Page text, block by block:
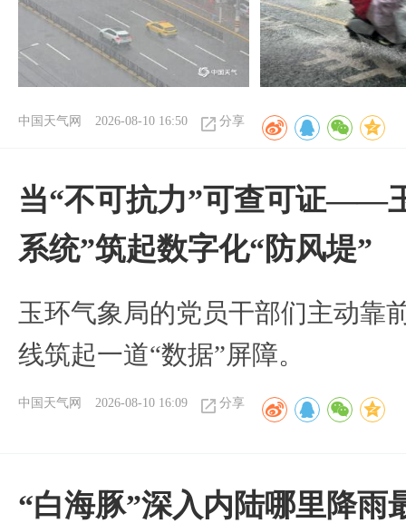
中国天气网 2026-08-10 16:50 分享
当“不可抗力”可查可证——
系统”筑起数字化“防风堤”
玉环气象局的党员干部们主动靠
线筑起一道“数据”屏障。
中国天气网 2026-08-10 16:09 分享
“白海豚”深入内陆哪里降雨